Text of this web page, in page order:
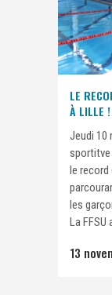
LE
À LILLE !
Jeudi 10
sportitve
le record
les
La
13